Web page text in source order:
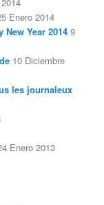
Enero 2014
Year 2014 9
10 Diciembre
les journaleux
Enero 2013